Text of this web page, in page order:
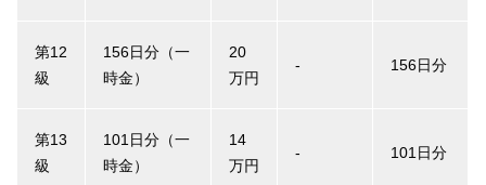
第12
級
156日分（一
時金）
20
万円
- 156日分
第13
級
101日分（一
時金）
14
万円
- 101日分